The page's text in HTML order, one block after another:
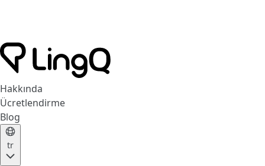
Hakkında
Ücretlendirme
Blog
tr